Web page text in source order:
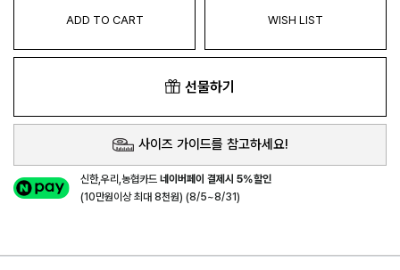
ADD TO CART WISH LIST
선물하기
사이즈 가이드를 참고하세요!
신한,우리,농협카드네이버페이 결제시 5%할인
(10만원이상 최대 8천원) (8/5~8/31)